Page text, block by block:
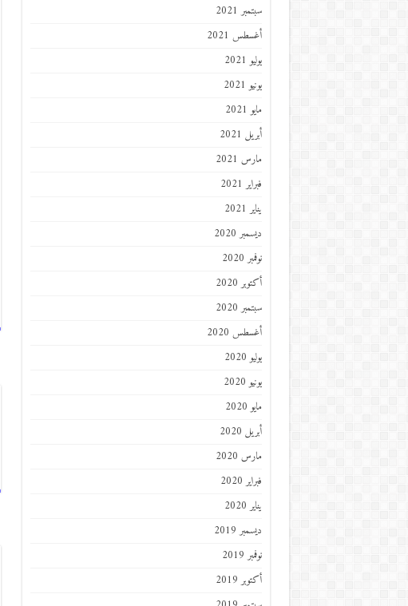
سبتمبر 2021
أغسطس 2021
يوليو 2021
يونيو 2021
مايو 2021
أبريل 2021
مارس 2021
فبراير 2021
يناير 2021
ديسمبر 2020
نوفمبر 2020
أكتوبر 2020
سبتمبر 2020
أغسطس 2020
يوليو 2020
يونيو 2020
مايو 2020
أبريل 2020
مارس 2020
فبراير 2020
يناير 2020
ديسمبر 2019
نوفمبر 2019
أكتوبر 2019